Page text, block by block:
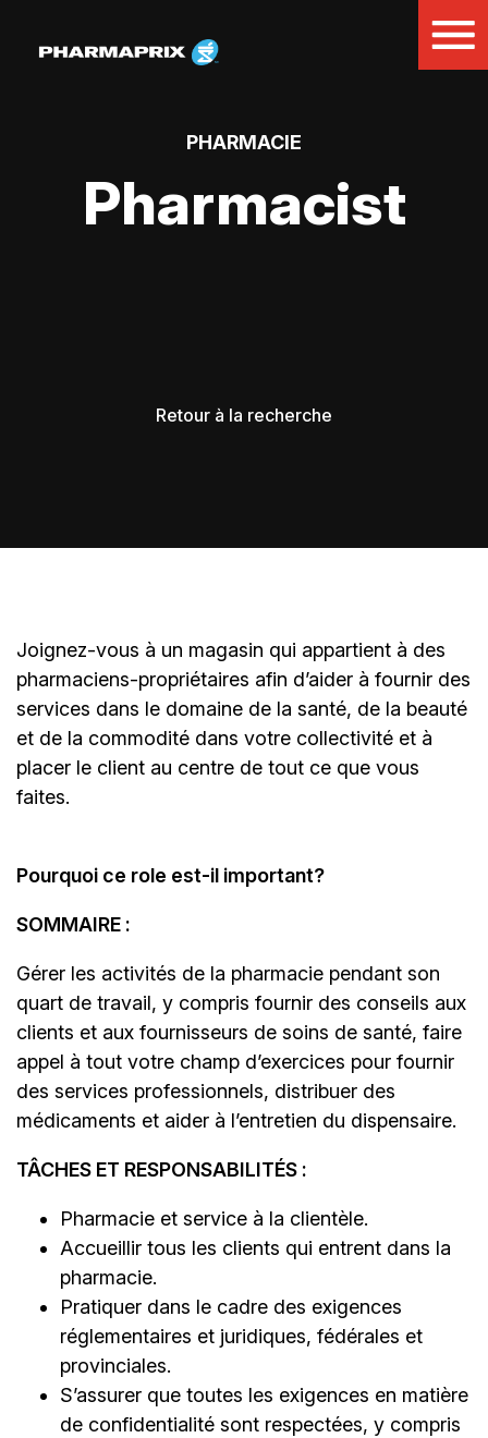
PHARMACIE
Pharmacist
Retour à la recherche
Joignez-vous à un magasin qui appartient à des
pharmaciens-propriétaires afin d’aider à fournir des
services dans le domaine de la santé, de la beauté
et de la commodité dans votre collectivité et à
placer le client au centre de tout ce que vous
faites.
Pourquoi ce role est-il important?
SOMMAIRE :
Gérer les activités de la pharmacie pendant son
quart de travail, y compris fournir des conseils aux
clients et aux fournisseurs de soins de santé, faire
appel à tout votre champ d’exercices pour fournir
des services professionnels, distribuer des
médicaments et aider à l’entretien du dispensaire.
TÂCHES ET RESPONSABILITÉS :
Pharmacie et service à la clientèle.
Accueillir tous les clients qui entrent dans la
pharmacie.
Pratiquer dans le cadre des exigences
réglementaires et juridiques, fédérales et
provinciales.
S’assurer que toutes les exigences en matière
de confidentialité sont respectées, y compris